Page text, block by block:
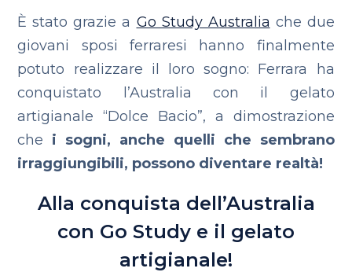
È stato grazie a Go Study Australia che due
giovani sposi ferraresi hanno finalmente
potuto realizzare il loro sogno: Ferrara ha
conquistato l’Australia con il gelato
artigianale “Dolce Bacio”, a dimostrazione
che i sogni, anche quelli che sembrano
irraggiungibili, possono diventare realtà!
Alla conquista dell’Australia
con Go Study e il gelato
artigianale!